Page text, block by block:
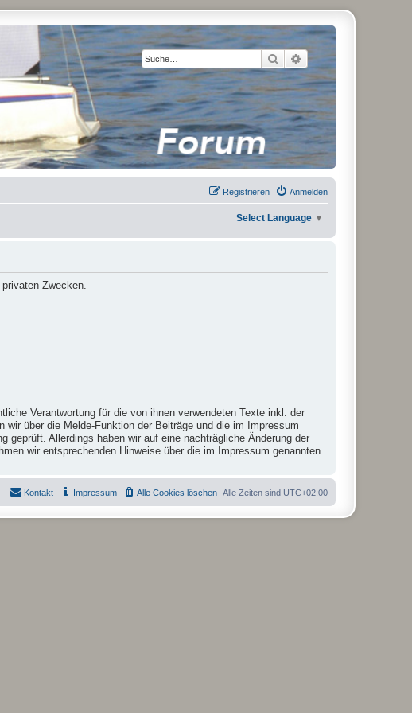
Suche Erweiterte Suche
Anmelden
Registrieren
Select Language ▼
Zwecken.
Verantwortung für die von ihnen verwendeten Texte inkl. der
über die Melde-Funktion der Beiträge und die im Impressum
geprüft. Allerdings haben wir auf eine nachträgliche Änderung der
wir entsprechenden Hinweise über die im Impressum genannten
Alle Zeiten sind UTC+02:00
Alle Cookies löschen
Impressum
Kontakt